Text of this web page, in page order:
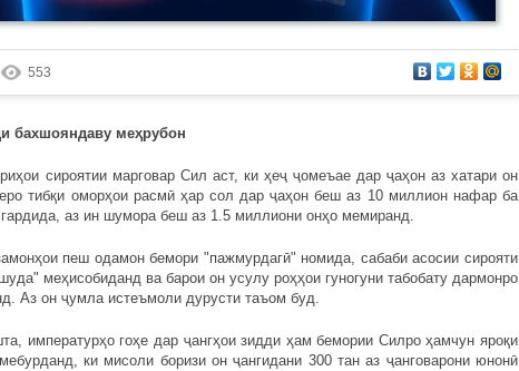
553
бахшояндаву меҳрубон
сироятии марговар Сил аст, ки ҳеҷ ҷомеъае дар ҷаҳон аз хатари он
тибқи оморҳои расмӣ ҳар сол дар ҷаҳон беш аз 10 миллион нафар ба
аз ин шумора беш аз 1.5 миллиони онҳо мемиранд.
пеш одамон бемори "пажмурдагӣ" номида, сабаби асосии сирояти
меҳисобиданд ва барои он усулу роҳҳои гуногуни табобату дармонро
Аз он ҷумла истеъмоли дурусти таъом буд.
гоҳе дар ҷангҳои зидди ҳам бемории Силро ҳамчун яроқи
ки мисоли боризи он ҷангидани 300 тан аз ҷанговарони юнонӣ